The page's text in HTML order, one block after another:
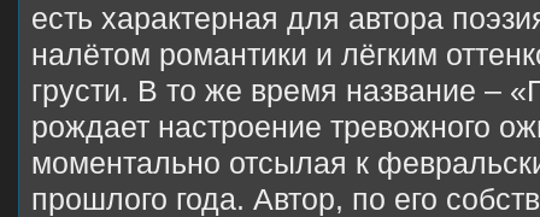
есть характерная для автора
налётом романтики и лёгким
грусти. В то же время название –
рождает настроение тревожного
моментально отсылая к
прошлого года. Автор, по его